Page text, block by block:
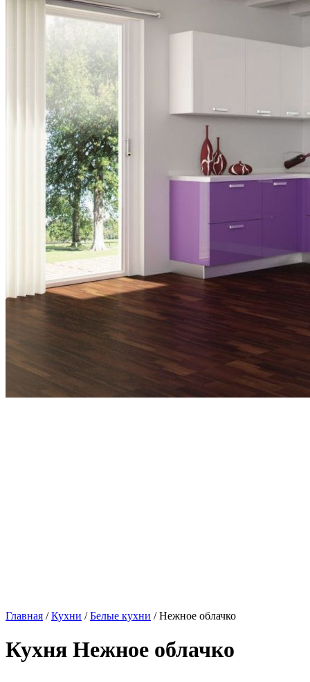
Главная /Кухни /Белые кухни / Нежное облачко
Кухня Нежное облачко